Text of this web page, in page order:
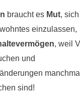
braucht es Mut,
einzulassen,
, weil
und
sind!